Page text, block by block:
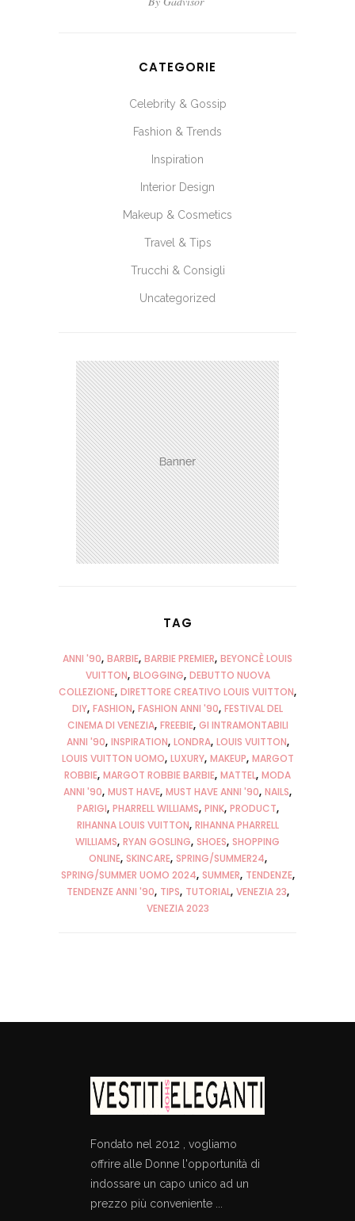
CATEGORIE
Celebrity & Gossip
Fashion & Trends
Inspiration
Interior Design
Makeup & Cosmetics
Travel & Tips
Trucchi & Consigli
Uncategorized
TAG
ANNI '90 BARBIE BARBIE PREMIER BEYONCÈ LOUIS
VUITTON BLOGGING DEBUTTO NUOVA
COLLEZIONE DIRETTORE CREATIVO LOUIS VUITTON
DIY FASHION FASHION ANNI '90 FESTIVAL DEL
CINEMA DI VENEZIA FREEBIE GI INTRAMONTABILI
ANNI '90 INSPIRATION LONDRA LOUIS VUITTON
LOUIS VUITTON UOMO LUXURY MAKEUP MARGOT
ROBBIE MARGOT ROBBIE BARBIE MATTEL MODA
ANNI '90 MUST HAVE MUST HAVE ANNI '90 NAILS
PARIGI PHARRELL WILLIAMS PINK PRODUCT
RIHANNA LOUIS VUITTON RIHANNA PHARRELL
WILLIAMS RYAN GOSLING SHOES SHOPPING
ONLINE SKINCARE SPRING/SUMMER24
SPRING/SUMMER UOMO 2024 SUMMER TENDENZE
TENDENZE ANNI '90 TIPS TUTORIAL VENEZIA 23
VENEZIA 2023
Fondato nel 2012 , vogliamo
offrire alle Donne l'opportunità di
indossare un capo unico ad un
prezzo più conveniente ...